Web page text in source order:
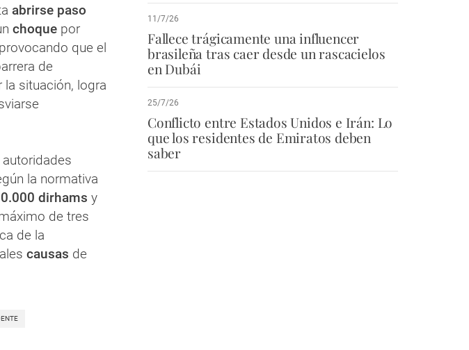
abrirse paso
choque por
que el
de
situación, logra
autoridades
la normativa
dirhams y
de tres
de la
causas de
11/7/26
Fallece trágicamente una influencer
brasileña tras caer desde un rascacielos
en Dubái
25/7/26
Conflicto entre Estados Unidos e Irán: Lo
que los residentes de Emiratos deben
saber